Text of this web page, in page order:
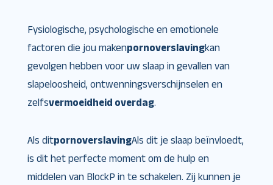
Fysiologische, psychologische en emotionele
factoren die jou makenpornoverslavingkan
gevolgen hebben voor uw slaap in gevallen van
slapeloosheid, ontwenningsverschijnselen en
zelfsvermoeidheid overdag.
Als ditpornoverslavingAls dit je slaap beïnvloedt,
is dit het perfecte moment om de hulp en
middelen van BlockP in te schakelen. Zij kunnen je